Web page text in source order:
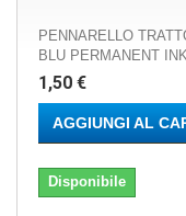
PENNARELLO
BLU PERMANENT
1,50 €
AGGIUNGI AL
Disponibile